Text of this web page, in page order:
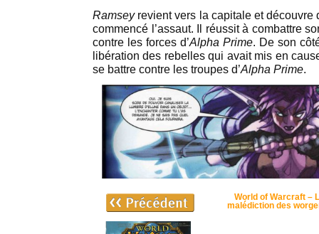
Ramseyrevient vers la capitale et découvre
commencé l’assaut. Il réussit à combattre
contre les forces d’Alpha Prime. De son
libération des rebelles qui avait mis en
se battre contre les troupes d’Alpha Prime.
World of Warcraft –
malédiction des